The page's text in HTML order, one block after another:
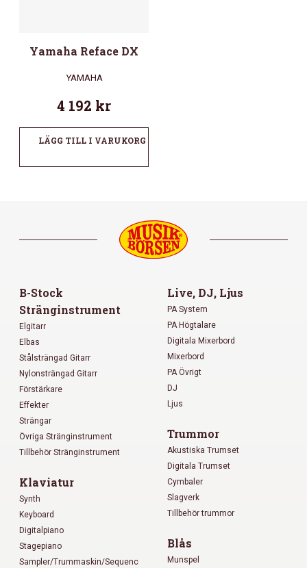
Yamaha Reface DX
YAMAHA
4 192 kr
LÄGG TILL I VARUKORG
B-Stock
Stränginstrument
Elgitarr
Elbas
Stålsträngad Gitarr
Nylonsträngad Gitarr
Förstärkare
Effekter
Strängar
Övriga Stränginstrument
Tillbehör Stränginstrument
Klaviatur
Synth
Keyboard
Digitalpiano
Stagepiano
Sampler/Trummaskin/Sequenc
Live, DJ, Ljus
PA System
PA Högtalare
Digitala Mixerbord
Mixerbord
PA Övrigt
DJ
Ljus
Trummor
Akustiska Trumset
Digitala Trumset
Cymbaler
Slagverk
Tillbehör trummor
Blås
Munspel